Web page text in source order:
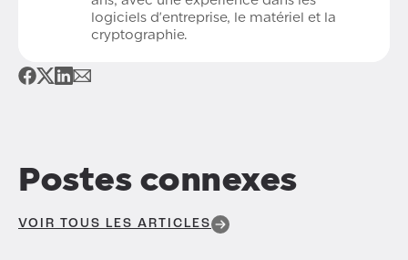
logiciels d'entreprise, le matériel et la
cryptographie.
Postes connexes
VOIR TOUS LES ARTICLES